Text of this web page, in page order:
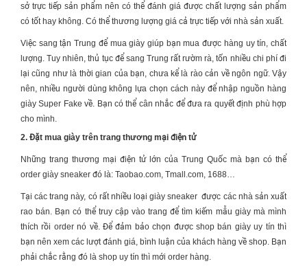
sở trực tiếp sản phẩm nên có thể đánh giá được chất lượng sản phẩm
có tốt hay không. Có thể thương lượng giá cả trực tiếp với nhà sản xuất.
Việc sang tận Trung để mua giày giúp bạn mua được hàng uy tín, chất
lượng. Tuy nhiên, thủ tục để sang Trung rất rườm rà, tốn nhiều chi phí đi
lại cũng như là thời gian của bạn, chưa kể là rào cản về ngôn ngữ. Vậy
nên, nhiều người dùng không lựa chọn cách này để nhập nguồn hàng
giày Super Fake về. Bạn có thể cân nhắc để đưa ra quyết định phù hợp
cho mình.
2. Đặt mua giày trên trang thương mại điện tử
Những trang thương mại điện tử lớn của Trung Quốc mà bạn có thể
order giày sneaker đó là: Taobao.com, Tmall.com, 1688…
Tại các trang này, có rất nhiều loại giày sneaker được các nhà sản xuất
rao bán. Bạn có thể truy cập vào trang để tìm kiếm mẫu giày mà mình
thích rồi order nó về. Để đảm bảo chọn được shop bán giày uy tín thì
bạn nên xem các lượt đánh giá, bình luận của khách hàng về shop. Bạn
phải chắc rằng đó là shop uy tín thì mới order hàng.